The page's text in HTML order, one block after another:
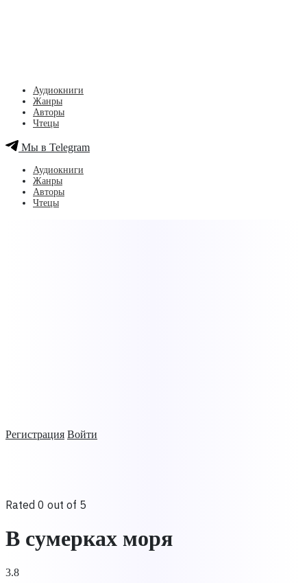
Регистрация Войти
Аудиокниги
Жанры
Авторы
Чтецы
Мы в Telegram
Аудиокниги
Жанры
Авторы
Чтецы
Rated 0 out of 5
В сумерках моря
3.8